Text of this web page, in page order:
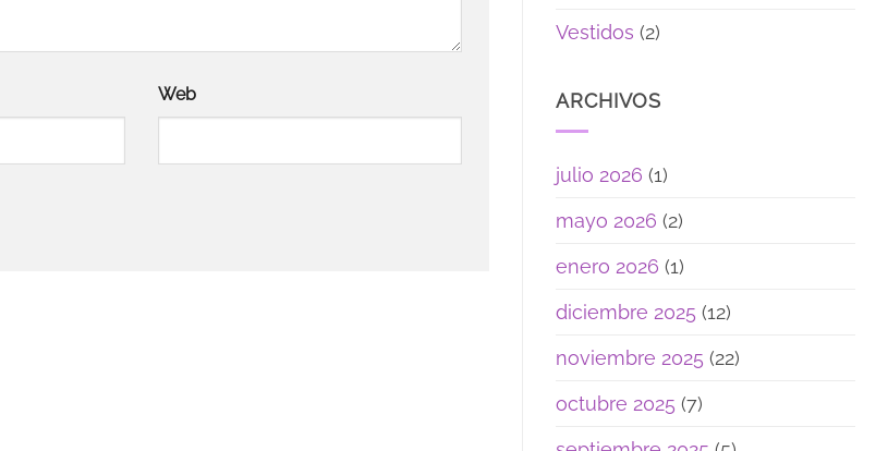
Web
Vestidos (2)
ARCHIVOS
julio 2026 (1)
mayo 2026 (2)
enero 2026 (1)
diciembre 2025 (12)
noviembre 2025 (22)
octubre 2025 (7)